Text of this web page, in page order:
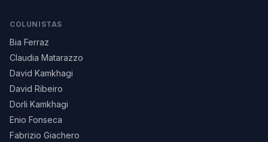
COLUNISTAS
Bia Ferraz
Claudia Matarazzo
David Kamkhagi
David Ribeiro
Dorli Kamkhagi
Enio Fonseca
Fabrizio Giachero